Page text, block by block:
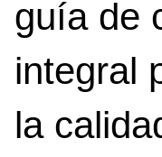
guía de
integral
la